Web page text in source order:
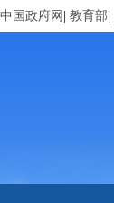
中国政府网 教育部